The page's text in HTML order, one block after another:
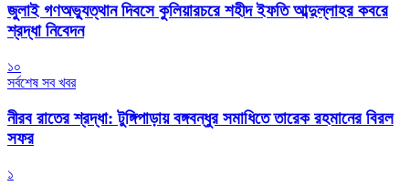
জুলাই গণঅভ্যুত্থান দিবসে কুলিয়ারচরে শহীদ ইফতি আব্দুল্লাহর কবরে
শ্রদ্ধা নিবেদন
১০
সর্বশেষ সব খবর
নীরব রাতের শ্রদ্ধা: টুঙ্গিপাড়ায় বঙ্গবন্ধুর সমাধিতে তারেক রহমানের বিরল
সফর
১